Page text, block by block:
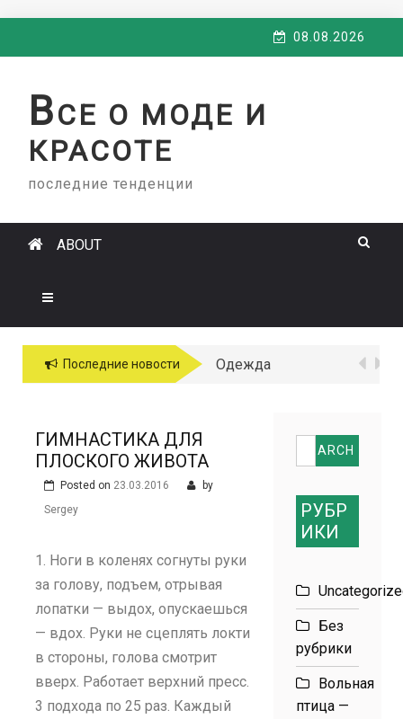
08.08.2026
ВСЕ О МОДЕ И
КРАСОТЕ
последние тенденции
ABOUT
Последние новости
Одежда
ГИМНАСТИКА ДЛЯ
ПЛОСКОГО ЖИВОТА
Posted on 23.03.2016
by
Sergey
1. Ноги в коленях согнуты руки
за голову, подъем, отрывая
лопатки — выдох, опускаешься
— вдох. Руки не сцеплять локти
в стороны, голова смотрит
вверх. Работает верхний пресс.
3 подхода по 25 раз. Каждый
Search
for:
РУБР
ИКИ
Без
рубрики
Вольная
птица —